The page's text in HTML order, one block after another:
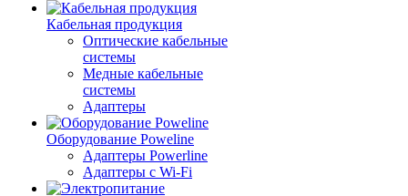
Кабельная продукция
Оптические кабельные
системы
Медные кабельные
системы
Адаптеры
Оборудование Poweline
Адаптеры Powerline
Адаптеры с Wi-Fi